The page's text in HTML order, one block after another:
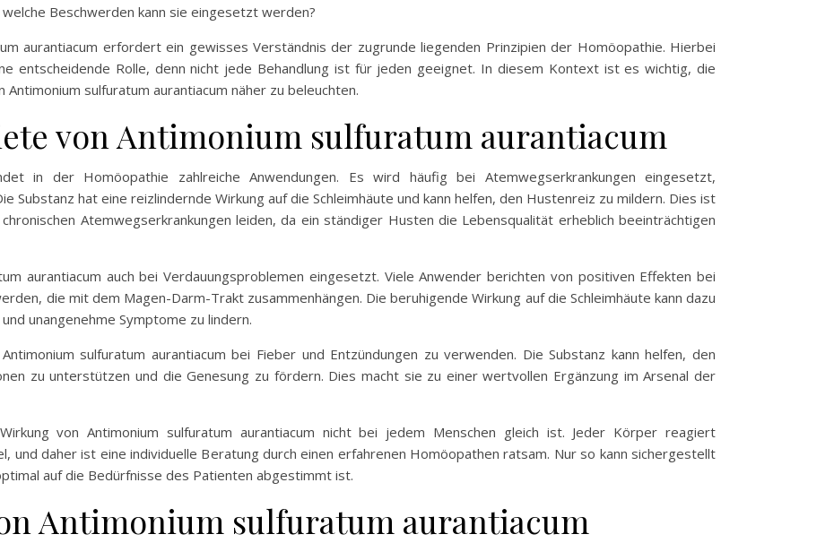
Beschwerden kann sie eingesetzt werden?
aurantiacum erfordert ein gewisses Verständnis der zugrunde liegenden Prinzipien der Homöopathie. Hierbei
entscheidende Rolle, denn nicht jede Behandlung ist für jeden geeignet. In diesem Kontext ist es wichtig, die
sulfuratum aurantiacum näher zu beleuchten.
von Antimonium sulfuratum aurantiacum
in der Homöopathie zahlreiche Anwendungen. Es wird häufig bei Atemwegserkrankungen eingesetzt,
Substanz hat eine reizlindernde Wirkung auf die Schleimhäute und kann helfen, den Hustenreiz zu mildern. Dies ist
Atemwegserkrankungen leiden, da ein ständiger Husten die Lebensqualität erheblich beeinträchtigen
aurantiacum auch bei Verdauungsproblemen eingesetzt. Viele Anwender berichten von positiven Effekten bei
die mit dem Magen-Darm-Trakt zusammenhängen. Die beruhigende Wirkung auf die Schleimhäute kann dazu
unangenehme Symptome zu lindern.
sulfuratum aurantiacum bei Fieber und Entzündungen zu verwenden. Die Substanz kann helfen, den
zu unterstützen und die Genesung zu fördern. Dies macht sie zu einer wertvollen Ergänzung im Arsenal der
von Antimonium sulfuratum aurantiacum nicht bei jedem Menschen gleich ist. Jeder Körper reagiert
und daher ist eine individuelle Beratung durch einen erfahrenen Homöopathen ratsam. Nur so kann sichergestellt
auf die Bedürfnisse des Patienten abgestimmt ist.
Antimonium sulfuratum aurantiacum